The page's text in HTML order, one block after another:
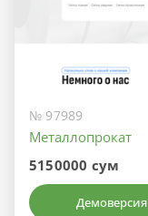
№ 97989
Металлопрокат
5150000 сум
Демоверсия